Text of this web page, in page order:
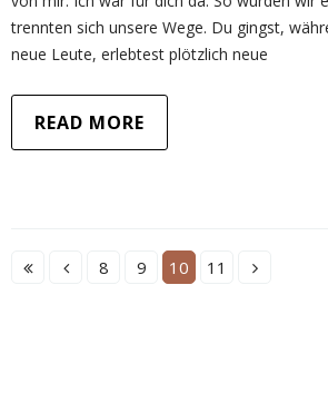
trennten sich unsere Wege. Du gingst,
neue Leute, erlebtest plötzlich neue
READ MORE
8 9 10 11